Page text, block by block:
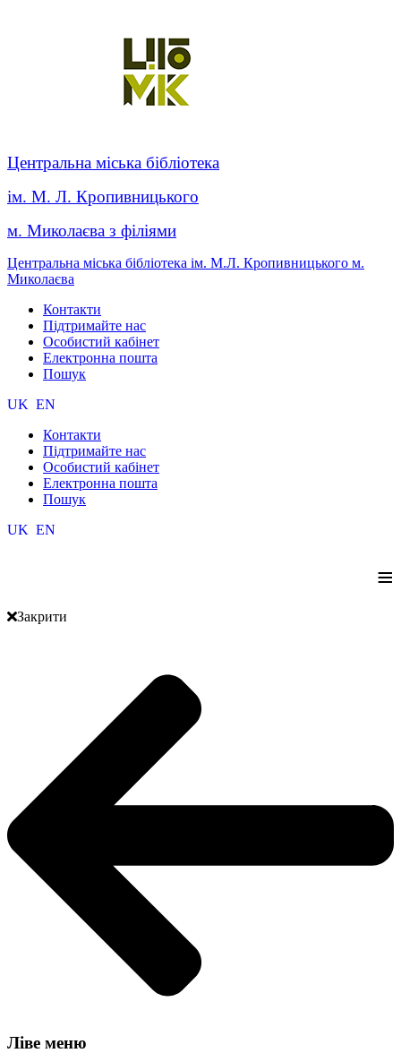
Центральна міська бібліотека
ім. М. Л. Кропивницького
м. Миколаєва з філіями
Центральна міська бібліотека ім. М.Л. Кропивницького м.
Миколаєва
Контакти
Підтримайте нас
Особистий кабінет
Електронна пошта
Пошук
UK EN
Контакти
Підтримайте нас
Особистий кабінет
Електронна пошта
Пошук
UK EN
≡
Закрити
Ліве меню